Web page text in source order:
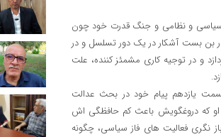
سیاسی و نظامی و جنگ قدرت خود چون
در بن بست آشکار در یک دور تسلسل و در
و در توجیه کاری مشمئز کننده، علت
یازدهم پیام خود در بحث عدالت
که دروغگویش باعث کم حافظگی اش
فعالیت های فاز سیاسی، چگونه